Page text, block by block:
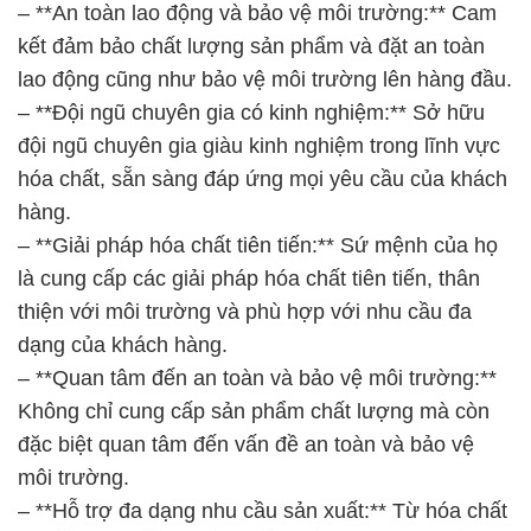
– **An toàn lao động và bảo vệ môi trường:** Cam
kết đảm bảo chất lượng sản phẩm và đặt an toàn
lao động cũng như bảo vệ môi trường lên hàng đầu.
– **Đội ngũ chuyên gia có kinh nghiệm:** Sở hữu
đội ngũ chuyên gia giàu kinh nghiệm trong lĩnh vực
hóa chất, sẵn sàng đáp ứng mọi yêu cầu của khách
hàng.
– **Giải pháp hóa chất tiên tiến:** Sứ mệnh của họ
là cung cấp các giải pháp hóa chất tiên tiến, thân
thiện với môi trường và phù hợp với nhu cầu đa
dạng của khách hàng.
– **Quan tâm đến an toàn và bảo vệ môi trường:**
Không chỉ cung cấp sản phẩm chất lượng mà còn
đặc biệt quan tâm đến vấn đề an toàn và bảo vệ
môi trường.
– **Hỗ trợ đa dạng nhu cầu sản xuất:** Từ hóa chất